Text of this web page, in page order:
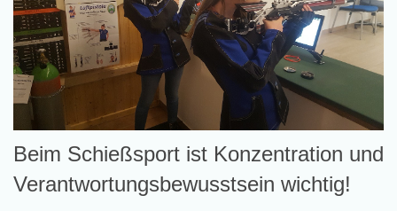
Beim Schießsport ist Konzentration und
Verantwortungsbewusstsein wichtig!